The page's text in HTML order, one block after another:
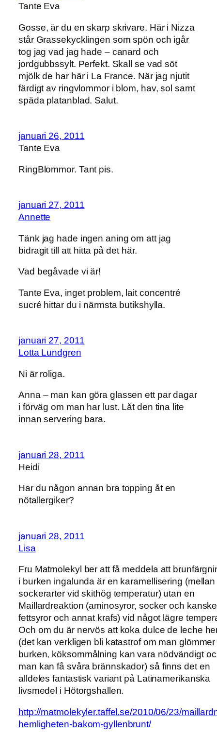
Tante Eva
Gosse, är du en skarp skrivare. Här i Nizza
står Grassekycklingen som spön och igår
tog jag vad jag hade – canard och
jordgubbssylt. Perfekt. Skall se vad söt
mjölk de har här i La France. När jag njutit
färdigt av ringvlommor i blom, hav, sol samt
späda platanblad. Salut.
januari 26, 2011
Tante Eva
RingBlommor. Tant pis.
januari 27, 2011
Annette
Tänk jag hade ingen aning om att jag
bidragit till att hitta på det här.
Vad begåvade vi är!
Tante Eva, inget problem, lait concentré
sucré hittar du i närmsta butikshylla.
januari 27, 2011
Lotta Lundgren
Ni är roliga.
Anna – man kan göra glassen ett par dagar
i förväg om man har lust. Låt den tina lite
innan servering bara.
januari 28, 2011
Heidi
Har du någon annan bra topping åt en
nötallergiker?
januari 28, 2011
Lisa
Fru Matmolekyl ber att få meddela att
i burken ingalunda är en karamellisering (mellan
sockerarter vid skithög temperatur) utan en
Maillardreaktion (aminosyror, socker och kanske
fettsyror och annat krafs) vid något lägre
Och om du är nervös att koka dulce de leche
(det kan verkligen bli katastrof om man glömmer
burken, köksommålning kan vara nödvändigt
man kan få svåra brännskador) så finns det en
alldeles fantastisk variant på Latinamerikanska
livsmedel i Hötorgshallen.
http://matmolekyler.taffel.se/2010/06/23/
hemligheten-bakom-gyllenbrunt/